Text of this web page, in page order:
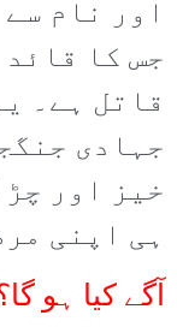
اور نام
جس کا
قاتل ہے۔
جہادی
خیز اور
ہی اپنی
آگے کیا ہو